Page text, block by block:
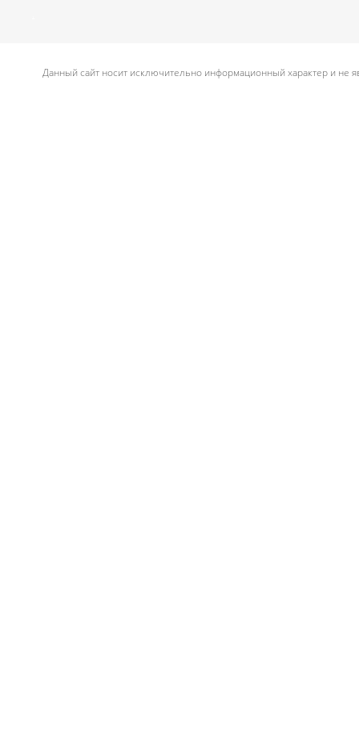
Данный сайт носит исключительно информационный характер и не